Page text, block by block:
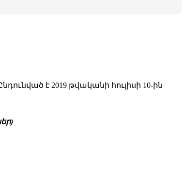
է 2019 թվականի հուլիսի 10-ին